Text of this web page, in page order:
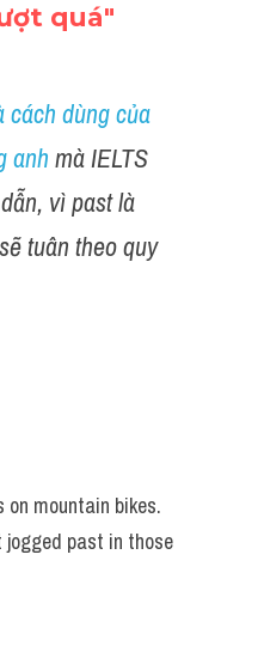
quá"
cách dùng của
anh mà IELTS
vì past là
tuân theo quy
on mountain bikes.
past in those